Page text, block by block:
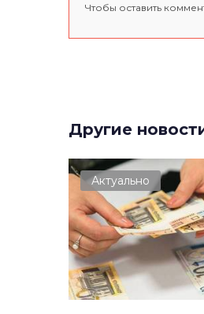
Чтобы оставить
Другие
Актуально